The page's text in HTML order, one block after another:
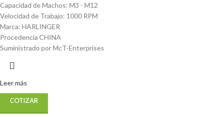
Capacidad de Machos: M3 - M12
Velocidad de Trabajo: 1000 RPM
Marca: HARLINGER
Procedencia CHINA
Suministrado por McT-Enterprises
Leer más
COTIZAR